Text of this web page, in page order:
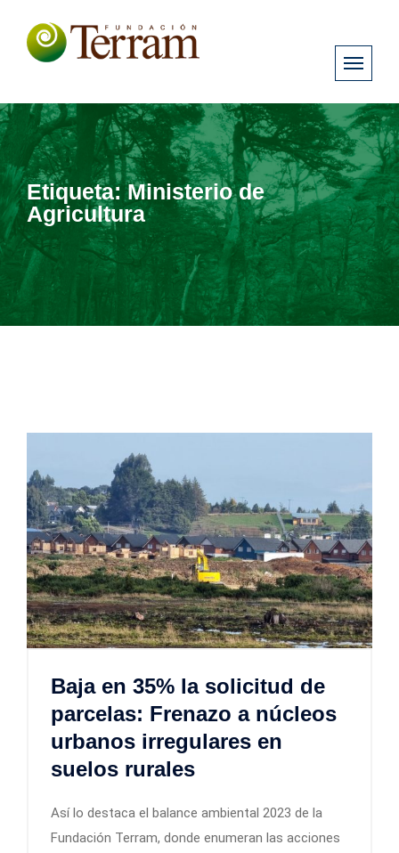
Etiqueta:Ministerio de
Agricultura
Baja en 35% la solicitud de
parcelas: Frenazo a núcleos
urbanos irregulares en
suelos rurales
Así lo destaca el balance ambiental 2023 de la
Fundación Terram, donde enumeran las acciones